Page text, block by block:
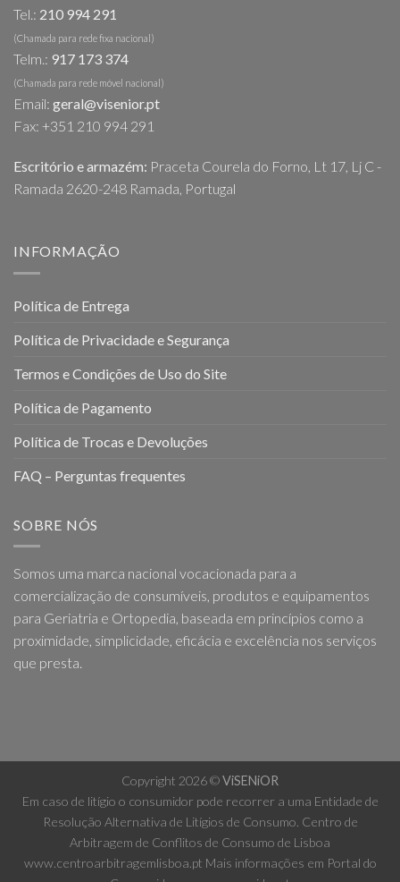
Tel.: 210 994 291
(Chamada para rede fixa nacional)
Telm.: 917 173 374
(Chamada para rede móvel nacional)
Email: geral@visenior.pt
Fax: +351 210 994 291
Escritório e armazém: Praceta Courela do Forno, Lt 17, Lj C -
Ramada 2620-248 Ramada, Portugal
INFORMAÇÃO
Política de Entrega
Política de Privacidade e Segurança
Termos e Condições de Uso do Site
Política de Pagamento
Política de Trocas e Devoluções
FAQ – Perguntas frequentes
SOBRE NÓS
Somos uma marca nacional vocacionada para a
comercialização de consumíveis, produtos e equipamentos
para Geriatria e Ortopedia, baseada em princípios como a
proximidade, simplicidade, eficácia e excelência nos serviços
que presta.
Copyright 2026 ©ViSENiOR
Em caso de litígio o consumidor pode recorrer a uma Entidade de
Resolução Alternativa de Litígios de Consumo. Centro de
Arbitragem de Conflitos de Consumo de Lisboa
www.centroarbitragemlisboa.pt Mais informações em Portal do